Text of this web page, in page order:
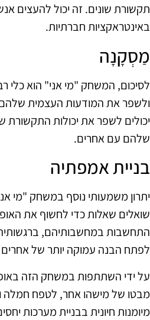
תקשורת שונים. זה יכול להעצים
באינטראקציות חברתיות.
מַסְקָנָה
לסיכום, המשחק "מי אני" הוא כלי
ולשפר את המודעות העצמית
יכולים לשפר את יכולות התקשורת
שלהם עם אחרים.
בניית אמפתיה
יתרון משמעותי נוסף במשחק "מי
שואלים שאלות כדי לחשוף את
התחשבות במחשבותיהם,
לפתח הבנה עמוקה יותר של אחרים
על ידי השתתפות במשחק הזה
מבטו של מישהו אחר, לטפח חמלה
מיומנות חיונית בבניית מערכות